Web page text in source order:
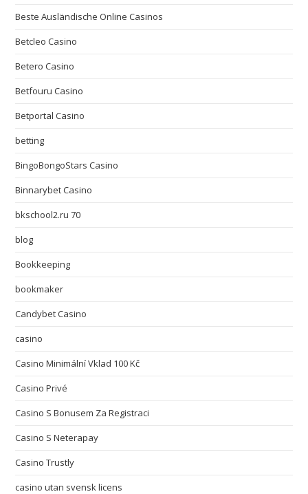
Beste Ausländische Online Casinos
Betcleo Casino
Betero Casino
Betfouru Casino
Betportal Casino
betting
BingoBongoStars Casino
Binnarybet Casino
bkschool2.ru 70
blog
Bookkeeping
bookmaker
Candybet Casino
casino
Casino Minimální Vklad 100 Kč
Casino Privé
Casino S Bonusem Za Registraci
Casino S Neterapay
Casino Trustly
casino utan svensk licens